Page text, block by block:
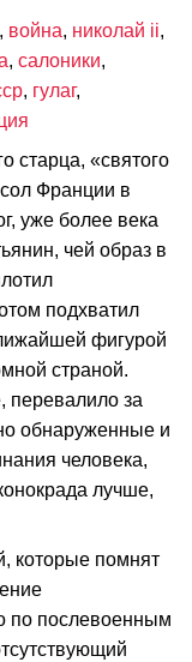
, война, николай ii,
, салоники,
, гулаг,
старца, «святого
Франции в
уже более века
чей образ в
подхватил
фигурой
страной.
перевалило за
обнаруженные и
человека,
лучше,
которые помнят
по послевоенным